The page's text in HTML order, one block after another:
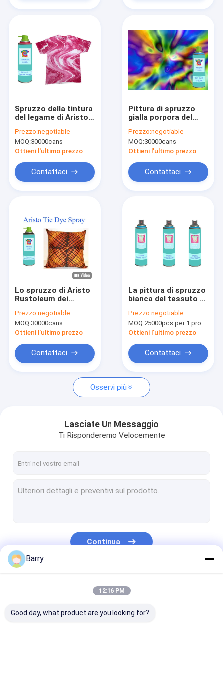
Prodotti
Su di noi
Visita alla fabbrica
pittura di spruzzo del tessuto
Pittura di spruzzo dei graffiti
vernice acrilica spray
marcatura di vernice spray
penna di indicatore
Sigillante siliconico
Spruzzo della tintura
del legame di Aristo
spruzzo del tessuto
per DIY non tossico
Prezzo:negotiable
MOQ:30000cans
Ottieni l'ultimo prezzo
Contattaci
Pittura di spruzzo
gialla porpora del
le magliette, spruzzo
fustigato della
pittura
del tessuto
Prezzo:negotiable
MOQ:30000cans
Ottieni l'ultimo prezzo
Contattaci
Lo spruzzo di Aristo
Rustoleum dei
del legame dipinge
non tossico per la
camicia di DIY
Prezzo:negotiable
MOQ:30000cans
Ottieni l'ultimo prezzo
Contattaci
La pittura di spruzzo
bianca del tessuto di
lavabile nessun
odore 3Oz/può
Prezzo:negotiable
MOQ:25000pcs per 1 progettazione di marca dell'OEM, 1200pcs/color
Ottieni l'ultimo prezzo
Contattaci
Osservi più
Lasciate Un Messaggio
Ti Risponderemo Velocemente
Continua
Barry
12:16 PM
Good day, what product are you looking for?